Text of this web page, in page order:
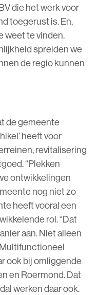
die het werk voor
toegerust is. En,
weet te vinden.
spreiden we
de regio kunnen
de gemeente
heeft voor
revitalisering
“Plekken
ontwikkelingen
nog niet zo
heeft vooral een
rol. “Dat
aan. Niet alleen
ook bij omliggende
en Roermond. Dat
werken daar ook.